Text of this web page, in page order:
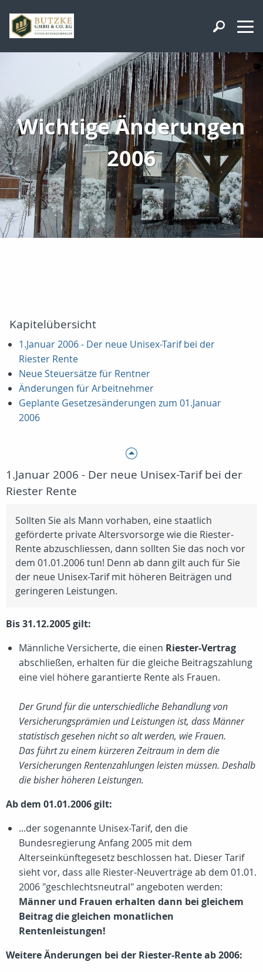
Wichtige Änderungen
2006
Kapitelübersicht
1.Januar 2006 - Der neue Unisex-Tarif bei der
Riester Rente
Neue Steuersätze für Rentner
Änderungen für Arbeitnehmer
Geplante Gesetzesänderungen zum 01.Januar
2006
1.Januar 2006 - Der neue Unisex-Tarif bei der
Riester Rente
Sollten Sie als Mann vorhaben, eine staatlich
geförderte private Altersvorsorge wie die Riester-
Rente abzuschliessen, dann sollten Sie das noch vor
dem 01.01.2006 tun! Denn ab dann gilt auch für Sie
der neue Unisex-Tarif mit höheren Beiträgen und
geringeren Leistungen.
Bis 31.12.2005 gilt:
Männliche Versicherte, die einen Riester-Vertrag
abschließen, erhalten für die gleiche Beitragszahlung
eine viel höhere garantierte Rente als Frauen.
Der Grund für die unterschiedliche Behandlung von
Versicherungsprämien und Leistungen ist, dass Männer
statistisch gesehen nicht so alt werden, wie Frauen.
Das führt zu einem kürzeren Zeitraum in dem die
Versicherungen Rentenzahlungen leisten müssen. Deshalb
die bisher höheren Leistungen.
Ab dem 01.01.2006 gilt:
...der sogenannte Unisex-Tarif, den die
Bundesregierung Anfang 2005 mit dem
Alterseinkünftegesetz beschlossen hat. Dieser Tarif
sieht vor, dass alle Riester-Neuverträge ab dem 01.01.
2006 "geschlechtsneutral" angeboten werden:
Männer und Frauen erhalten dann bei gleichem
Beitrag die gleichen monatlichen
Rentenleistungen!
Weitere Änderungen bei der Riester-Rente ab 2006: